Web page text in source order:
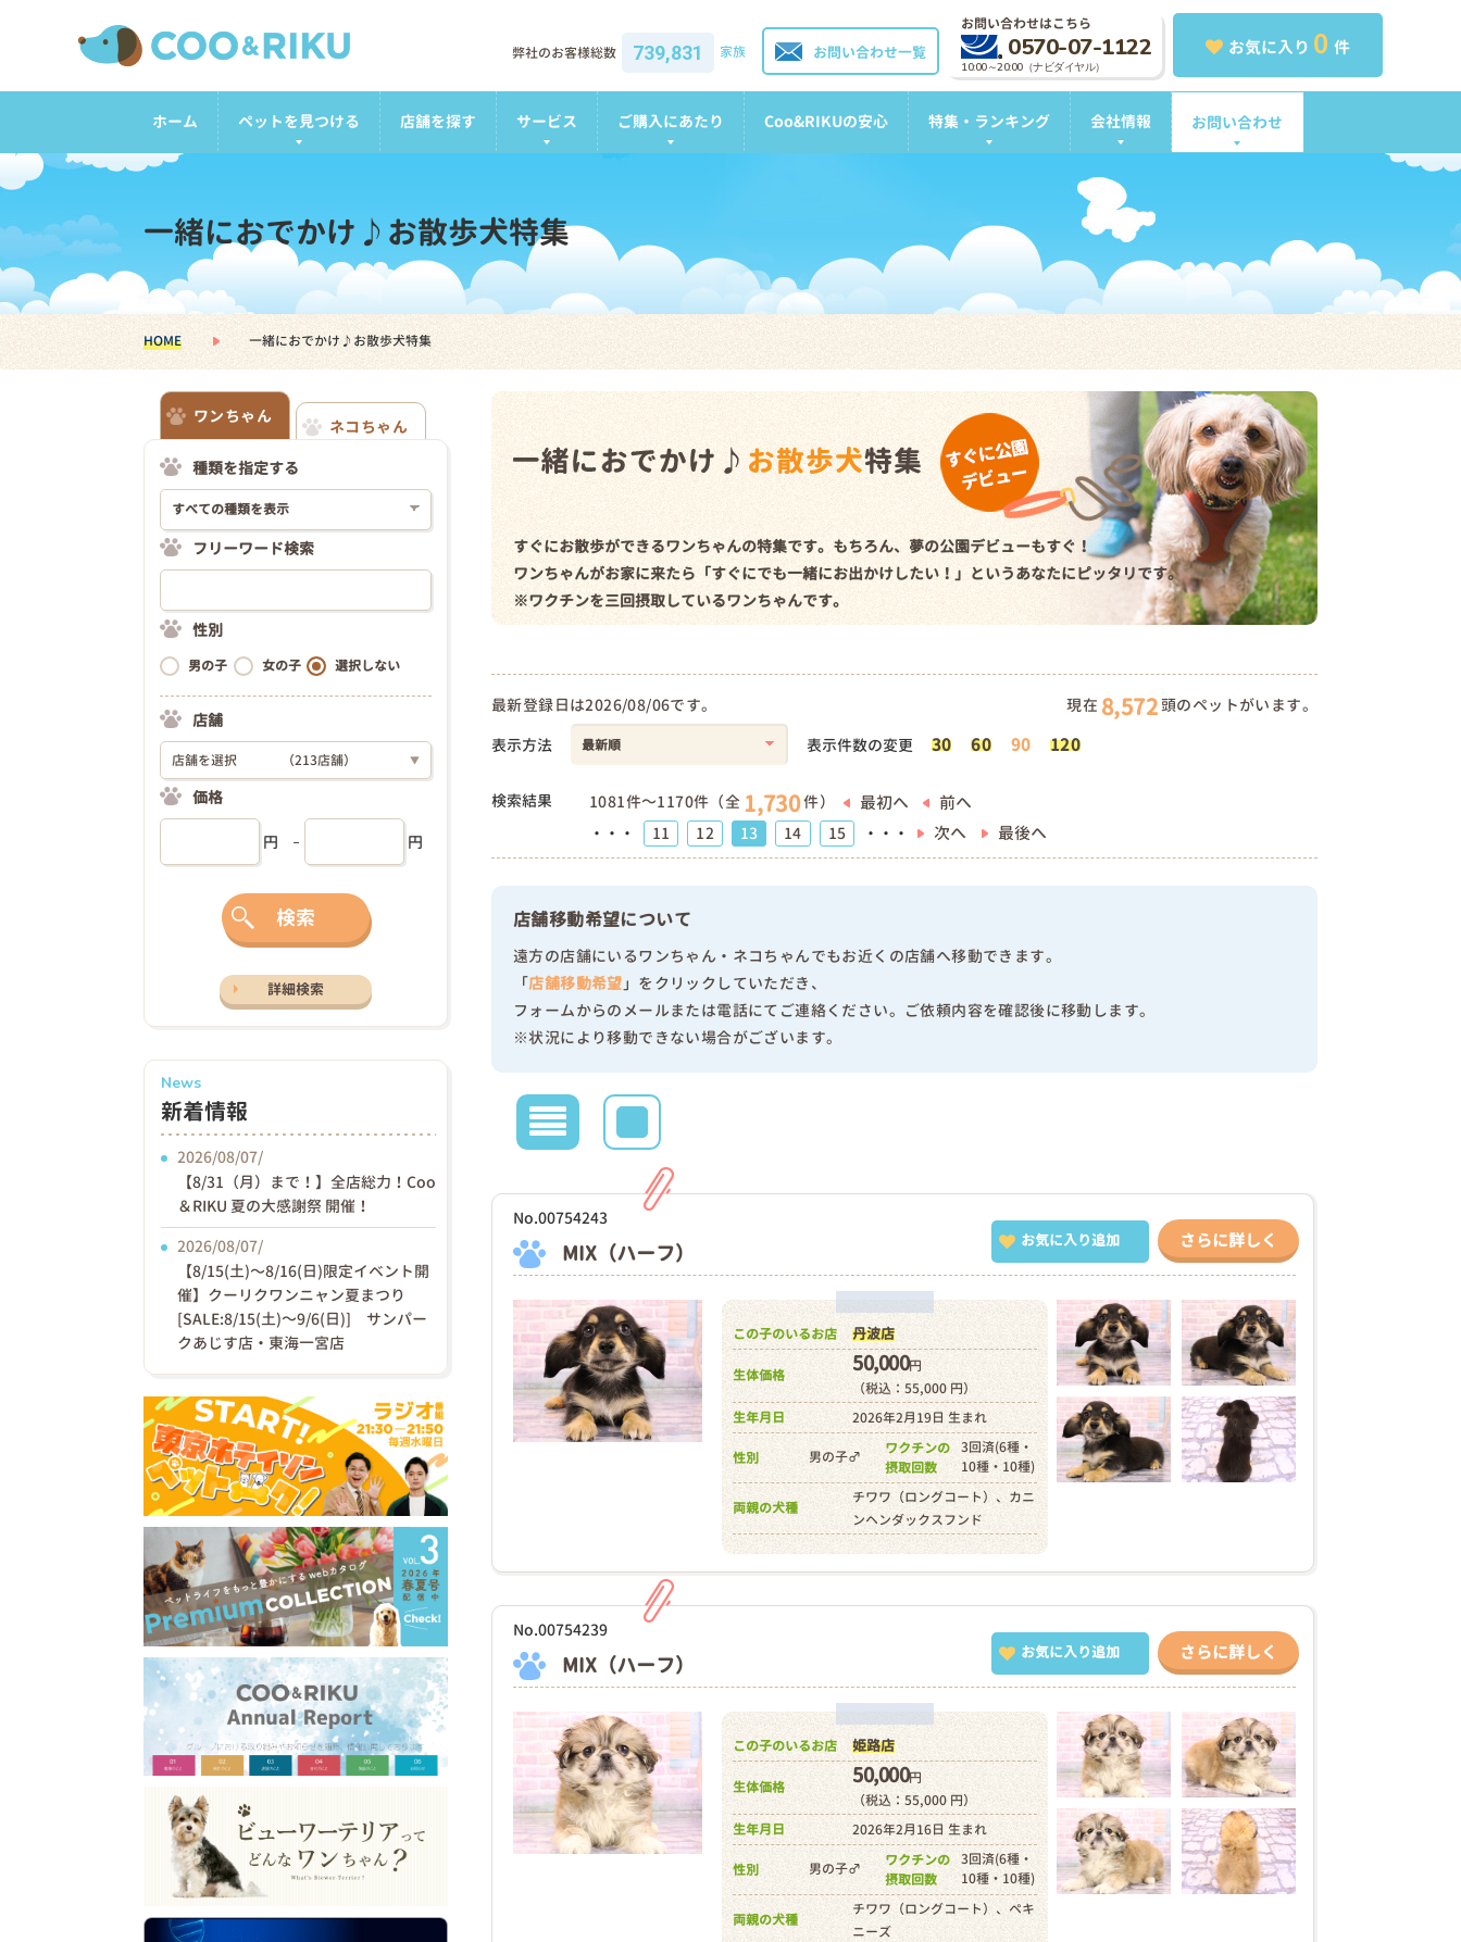
お気に入り 0 件
お問い合わせはこちら
0570-07-1122
10:00～20:00（ナビダイヤル）
お問い合わせ一覧
弊社のお客様総数 739,831 家族
ホーム ペットを見つける 店舗を探す サービス ご購入にあたり Coo&RIKUの安心 特集・ランキング 会社情報 お問い合わせ
一緒におでかけ♪お散歩犬特集
HOME 一緒におでかけ♪お散歩犬特集
すぐにお散歩ができるワンちゃんの特集です。もちろん、夢の公園デビューもすぐ！
ワンちゃんがお家に来たら「すぐにでも一緒にお出かけしたい！」というあなたにピッタリです。
※ワクチンを三回摂取しているワンちゃんです。
現在 8,572頭のペットがいます。
最新登録日は2026/08/06です。
表示方法
表示件数の変更 30 60 90 120
検索結果 1081件～1170件（全 1,730件） 最初へ 前へ
・・・ 11 12 13 14 15 ・・・ 次へ 最後へ
店舗移動希望について
遠方の店舗にいるワンちゃん・ネコちゃんでもお近くの店舗へ移動できます。
「店舗移動希望 」をクリックしていただき、
フォームからのメールまたは電話にてご連絡ください。ご依頼内容を確認後に移動します。
※状況により移動できない場合がございます。
No.00754243
MIX（ハーフ） お気に入り追加
この子のいるお店 丹波店
生体価格 50,000円
（税込：55,000 円）
生年月日
2026年2月19日 生まれ
性別 男の子♂
ワクチンの
摂取回数
3回済(6種・
10種・10種)
両親の犬種
チワワ（ロングコート）、カニ
ンヘンダックスフンド
さらに詳しく
No.00754239
MIX（ハーフ） お気に入り追加
この子のいるお店 姫路店
生体価格 50,000円
（税込：55,000 円）
生年月日
2026年2月16日 生まれ
性別 男の子♂
ワクチンの
摂取回数
3回済(6種・
10種・10種)
両親の犬種
チワワ（ロングコート）、ペキ
ニーズ
さらに詳しく
ワンちゃん
ネコちゃん
種類を指定する
フリーワード検索
性別
男の子 女の子 選択しない
店舗
店舗を選択 （213店舗） ▼
価格
円 円
検索
詳細検索
News
新着情報
2026/08/07/
【8/31（月）まで！】全店総力！Coo
＆RIKU 夏の大感謝祭 開催！
2026/08/07/
【8/15(土)〜8/16(日)限定イベント開
催】クーリクワンニャン夏まつり
[SALE:8/15(土)～9/6(日)] サンパー
クあじす店・東海一宮店